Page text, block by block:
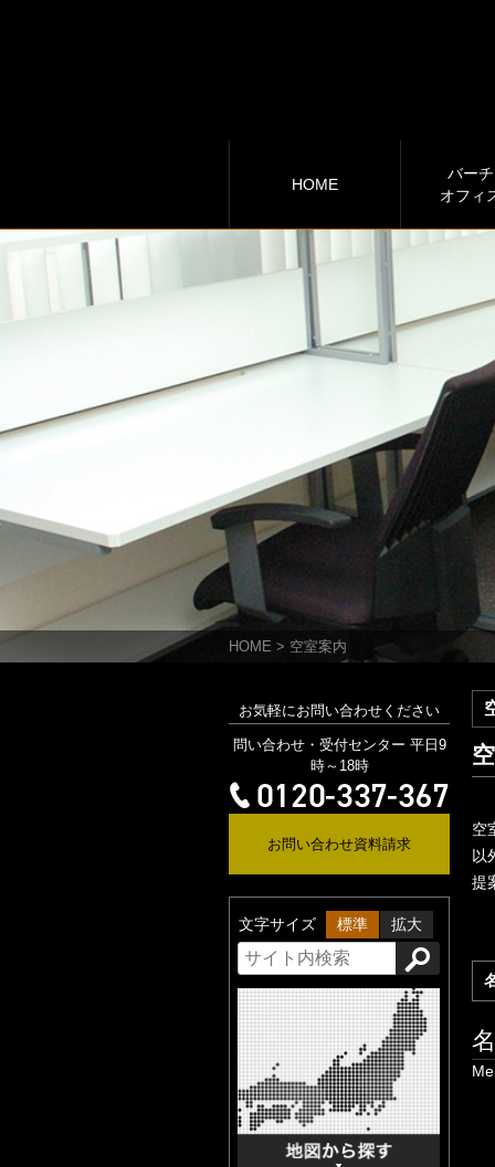
HOME
バー
オフィ
HOME > 空室案内
空
以
提
お気軽にお問い合わせください
問い合わせ・受付センター 平日9
時～18時
お問い合わせ資料請求
文字サイズ 標準 拡大